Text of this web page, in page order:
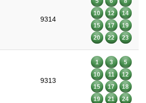
9314
10
12
14
15
17
19
20
22 23
9313
1 3
5
10
11
12
15
17
18
19
21 24